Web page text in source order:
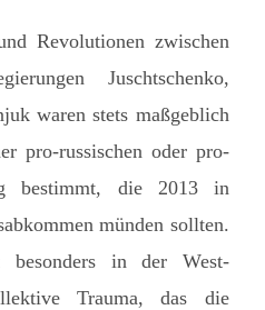
Revolutionen zwischen
Juschtschenko,
waren stets maßgeblich
pro-russischen oder pro-
bestimmt, die 2013 in
münden sollten.
besonders in der West-
Trauma, das die